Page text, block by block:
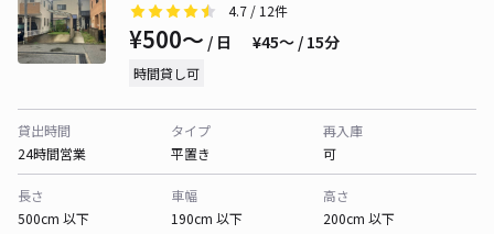
4.7 / 12件
¥500〜 / 日 ¥45〜 / 15分
時間貸し可
貸出時間
24時間営業
タイプ
平置き
再入庫
可
長さ
500cm 以下
車幅
190cm 以下
高さ
200cm 以下